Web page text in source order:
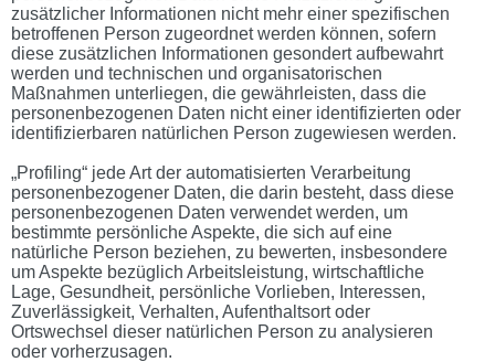
zusätzlicher Informationen nicht mehr einer spezifischen
betroffenen Person zugeordnet werden können, sofern
diese zusätzlichen Informationen gesondert aufbewahrt
werden und technischen und organisatorischen
Maßnahmen unterliegen, die gewährleisten, dass die
personenbezogenen Daten nicht einer identifizierten oder
identifizierbaren natürlichen Person zugewiesen werden.
„Profiling“ jede Art der automatisierten Verarbeitung
personenbezogener Daten, die darin besteht, dass diese
personenbezogenen Daten verwendet werden, um
bestimmte persönliche Aspekte, die sich auf eine
natürliche Person beziehen, zu bewerten, insbesondere
um Aspekte bezüglich Arbeitsleistung, wirtschaftliche
Lage, Gesundheit, persönliche Vorlieben, Interessen,
Zuverlässigkeit, Verhalten, Aufenthaltsort oder
Ortswechsel dieser natürlichen Person zu analysieren
oder vorherzusagen.